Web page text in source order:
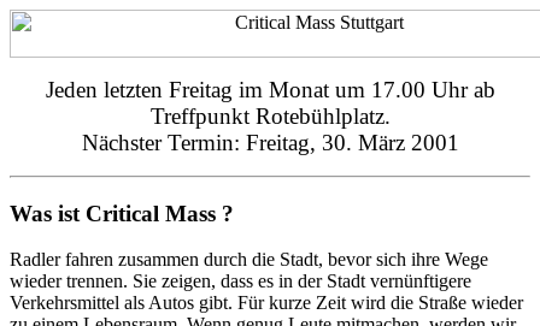
Jeden letzten Freitag im Monat um 17.00 Uhr ab
Treffpunkt Rotebühlplatz.
Nächster Termin: Freitag, 30. März 2001
Was ist Critical Mass ?
Radler fahren zusammen durch die Stadt, bevor sich ihre Wege
wieder trennen. Sie zeigen, dass es in der Stadt vernünftigere
Verkehrsmittel als Autos gibt. Für kurze Zeit wird die Straße wieder